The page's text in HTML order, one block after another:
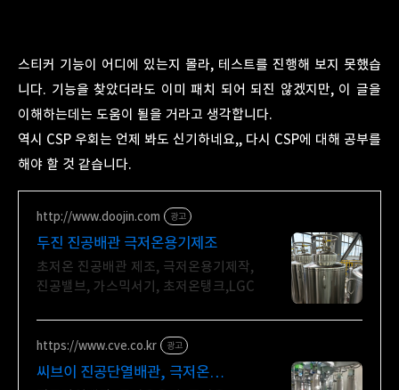
스티커 기능이 어디에 있는지 몰라, 테스트를 진행해 보지 못했습
니다. 기능을 찾았더라도 이미 패치 되어 되진 않겠지만, 이 글을
이해하는데는 도움이 될을 거라고 생각합니다.
역시 CSP 우회는 언제 봐도 신기하네요,, 다시 CSP에 대해 공부를
해야 할 것 같습니다.
http://www.doojin.com 광고
두진 진공배관 극저온용기제조
초저온 진공배관 제조, 극저온용기제작,
진공밸브, 가스믹서기, 초저온탱크,LGC
https://www.cve.co.kr 광고
씨브이 진공단열배관, 극저온